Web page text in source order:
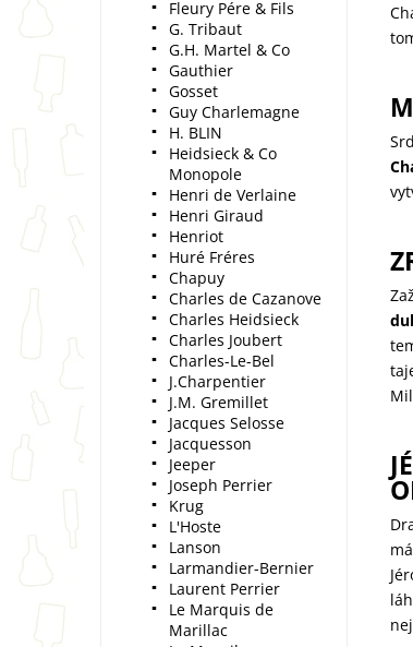
Fleury Pére & Fils
G. Tribaut
G.H. Martel & Co
Gauthier
Gosset
Guy Charlemagne
H. BLIN
Heidsieck & Co
Monopole
Henri de Verlaine
Henri Giraud
Henriot
Huré Fréres
Chapuy
Charles de Cazanove
Charles Heidsieck
Charles Joubert
Charles-Le-Bel
J.Charpentier
J.M. Gremillet
Jacques Selosse
Jacquesson
Jeeper
Joseph Perrier
Krug
L'Hoste
Lanson
Larmandier-Bernier
Laurent Perrier
Le Marquis de
Marillac